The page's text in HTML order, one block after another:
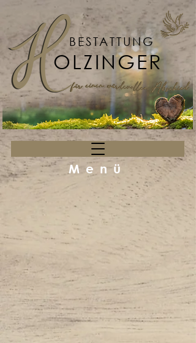
Menü
BESTATTUNG
OLZINGER